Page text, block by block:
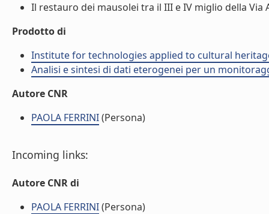
Il restauro dei mausolei tra il III e IV miglio della Via
Prodotto di
Institute for technologies applied to cultural
Analisi e sintesi di dati eterogenei per un
Autore CNR
PAOLA FERRINI(Persona)
Incoming links:
Autore CNR di
PAOLA FERRINI(Persona)